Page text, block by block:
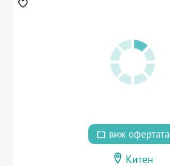
виж офертата
Китен